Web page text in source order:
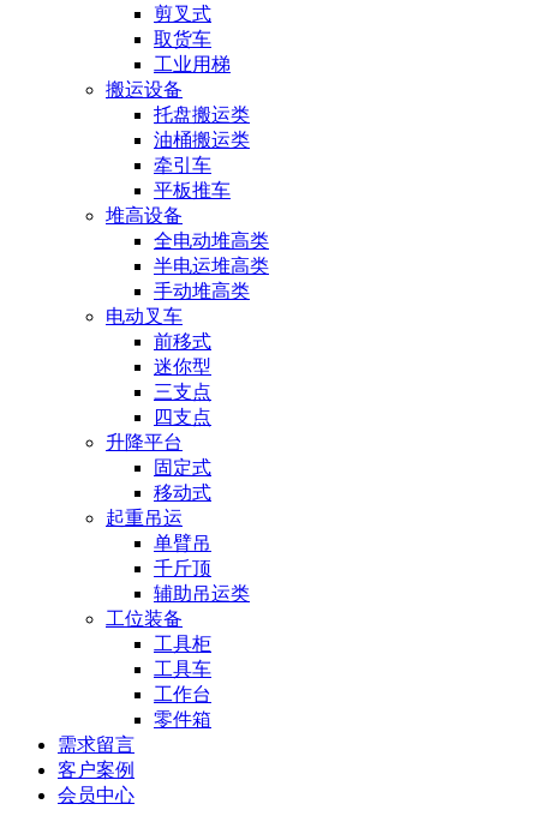
剪叉式
取货车
工业用梯
搬运设备
托盘搬运类
油桶搬运类
牵引车
平板推车
堆高设备
全电动堆高类
半电运堆高类
手动堆高类
电动叉车
前移式
迷你型
三支点
四支点
升降平台
固定式
移动式
起重吊运
单臂吊
千斤顶
辅助吊运类
工位装备
工具柜
工具车
工作台
零件箱
需求留言
客户案例
会员中心